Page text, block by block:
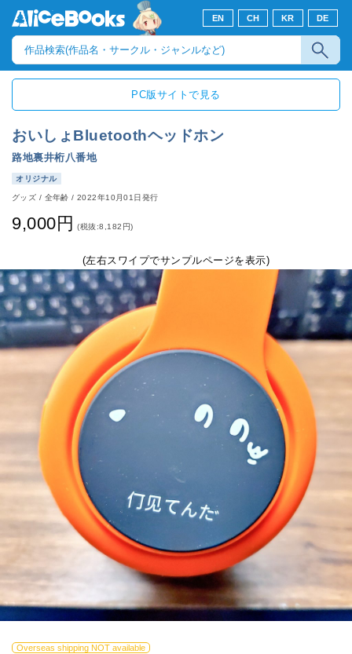
EN CH KR DE
PC版サイトで見る
おいしょBluetoothヘッドホン
路地裏井桁八番地
オリジナル
グッズ / 全年齢/2022年10月01日発行
9,000円 (税抜:8,182円)
(左右スワイプでサンプルページを表示)
Overseas shipping NOT available